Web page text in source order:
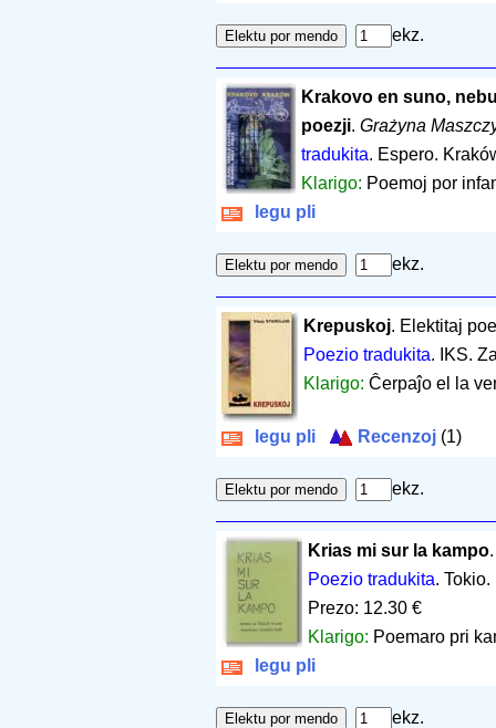
ekz.
Krakovo en suno,
poezji.Grażyna
tradukita. Espero.
Klarigo: Poemoj por
legu pli
ekz.
Krepuskoj. Elektitaj
Poezio tradukita. IKS.
Klarigo: Ĉerpaĵo el la
legu pli Recenzoj (1)
ekz.
Krias mi sur la kampo
Poezio tradukita. Tokio.
Prezo: 12.30 €
Klarigo: Poemaro pri
legu pli
ekz.